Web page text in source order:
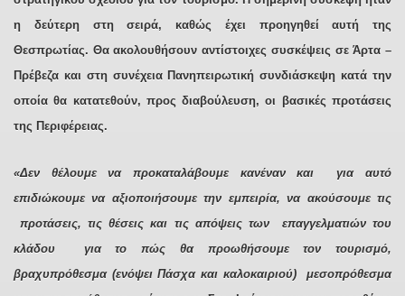
η δεύτερη στη σειρά, καθώς έχει προηγηθεί αυτή της
Θεσπρωτίας. Θα ακολουθήσουν αντίστοιχες συσκέψεις σε Άρτα –
Πρέβεζα και στη συνέχεια Πανηπειρωτική συνδιάσκεψη κατά την
οποία θα κατατεθούν, προς διαβούλευση, οι βασικές προτάσεις
της Περιφέρειας.
«Δεν θέλουμε να προκαταλάβουμε κανέναν και για αυτό
επιδιώκουμε να αξιοποιήσουμε την εμπειρία, να ακούσουμε τις
προτάσεις, τις θέσεις και τις απόψεις των επαγγελματιών του
κλάδου για το πώς θα προωθήσουμε τον τουρισμό,
βραχυπρόθεσμα (ενόψει Πάσχα και καλοκαιριού) μεσοπρόθεσμα